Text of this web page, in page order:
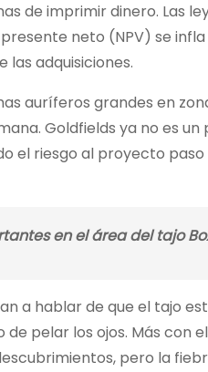
de imprimir dinero. Las
neto (NPV) se
las adquisiciones.
auríferos grandes en
Goldfields ya no es
el riesgo al proyecto
en el área del tajo
a hablar de que el tajo
pelar los ojos. Más con
pero la